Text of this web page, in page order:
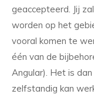
geaccepteerd. Jij
worden op het
vooral komen te
één van de
Angular). Het is
zelfstandig kan